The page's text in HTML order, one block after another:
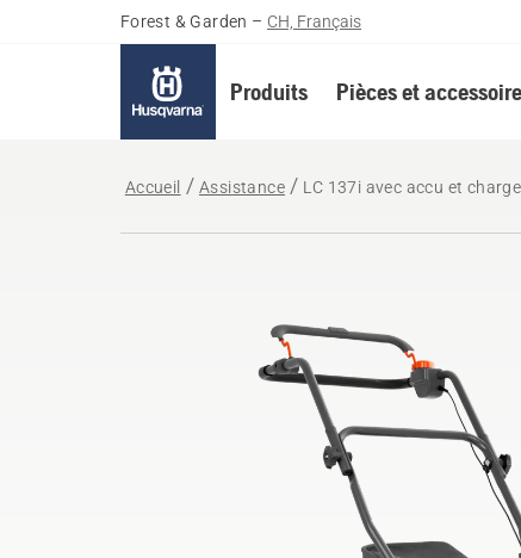
Forest & Garden – CH, Français
Produits Pièces et
Accueil Assistance LC 137i avec accu et